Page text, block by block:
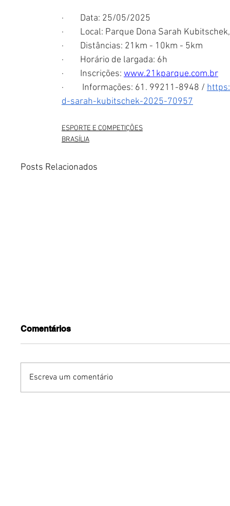
·        Data: 25/05/2025
·        Local: Parque Dona Sarah
·        Distâncias: 21km - 10km - 5km
·        Horário de largada: 6h
·        Inscrições: www.21kparque.com.br
·         Informações: 61. 99211-8948 /
d-sarah-kubitschek-2025-70957
ESPORTE E COMPETIÇÕES
BRASÍLIA
Posts Relacionados
Comentários
Escreva um comentário